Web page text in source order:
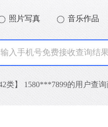
照片写真 音乐作品
类】 1580***7899的用户查